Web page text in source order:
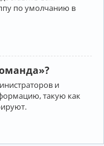
по умолчанию в
и
такую как